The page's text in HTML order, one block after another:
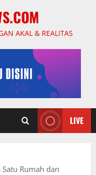
AKAL & REALITAS
LIVE
Rumah dan